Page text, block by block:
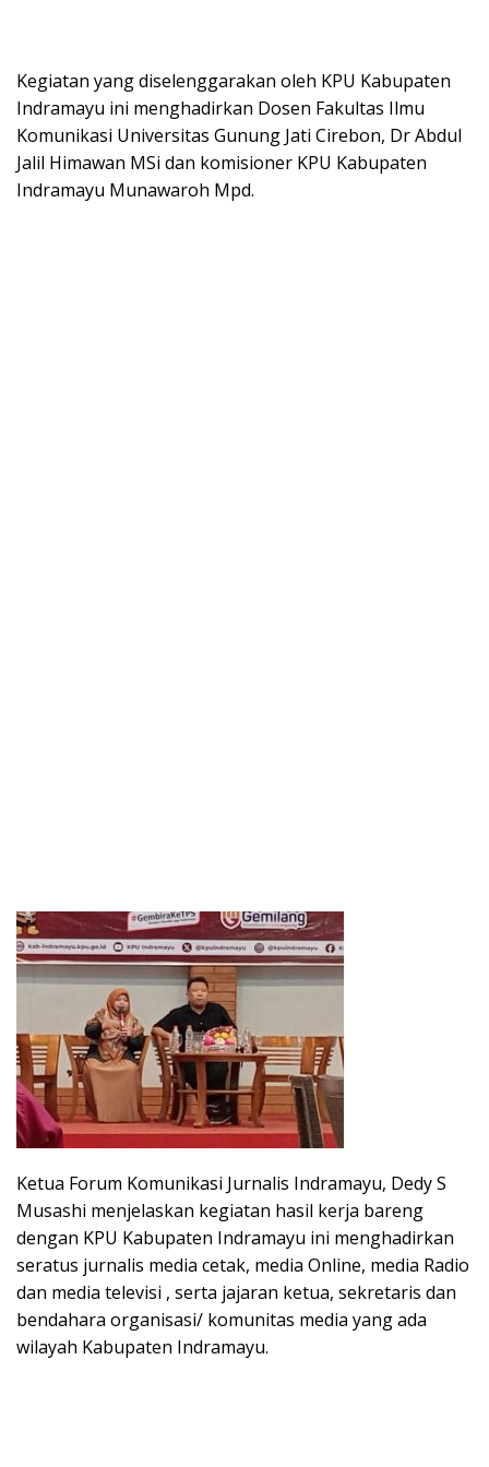
Kegiatan yang diselenggarakan oleh KPU Kabupaten
Indramayu ini menghadirkan Dosen Fakultas Ilmu
Komunikasi Universitas Gunung Jati Cirebon, Dr Abdul
Jalil Himawan MSi dan komisioner KPU Kabupaten
Indramayu Munawaroh Mpd.
Ketua Forum Komunikasi Jurnalis Indramayu, Dedy S
Musashi menjelaskan kegiatan hasil kerja bareng
dengan KPU Kabupaten Indramayu ini menghadirkan
seratus jurnalis media cetak, media Online, media Radio
dan media televisi , serta jajaran ketua, sekretaris dan
bendahara organisasi/ komunitas media yang ada
wilayah Kabupaten Indramayu.